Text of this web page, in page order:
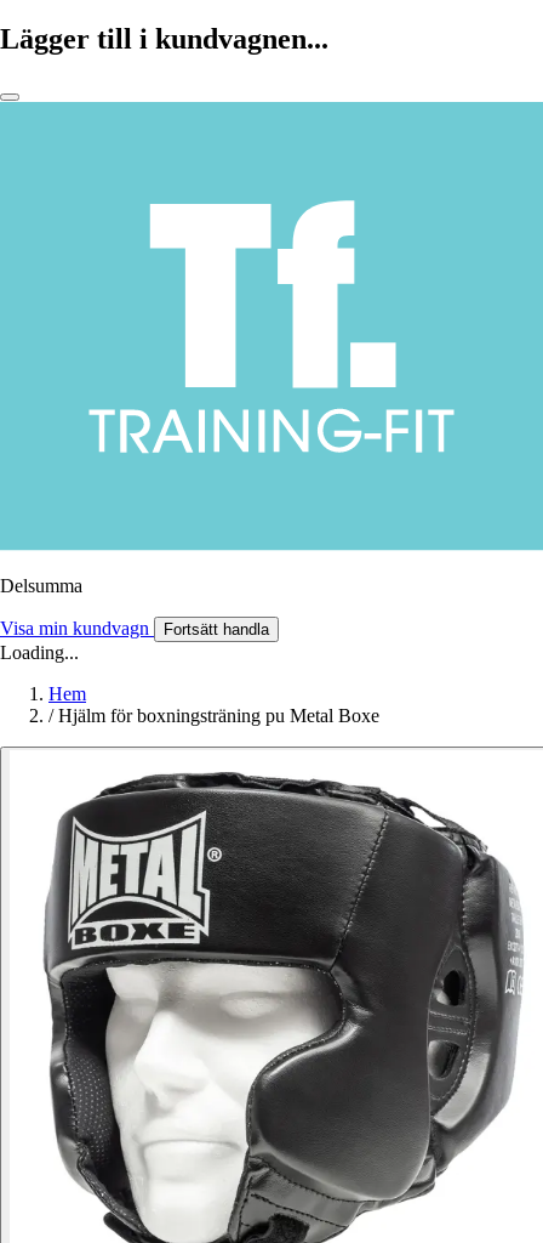
Lägger till i kundvagnen...
Delsumma
Visa min kundvagn Fortsätt handla
Loading...
Hem
/ Hjälm för boxningsträning pu Metal Boxe